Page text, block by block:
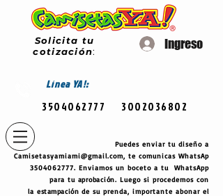
Solicita tu
cotización:
Ingreso
LíneaYA!:
3504062777 3002036802
Puedes enviar tu diseño a
Camisetasyamiami@gmail.com, te comunicas WhatsAp
3504062777. Enviamos un boceto a tu WhatsApp
para tu aprobación. Luego si procedemos con
laestampación de su prenda, importante abonar el